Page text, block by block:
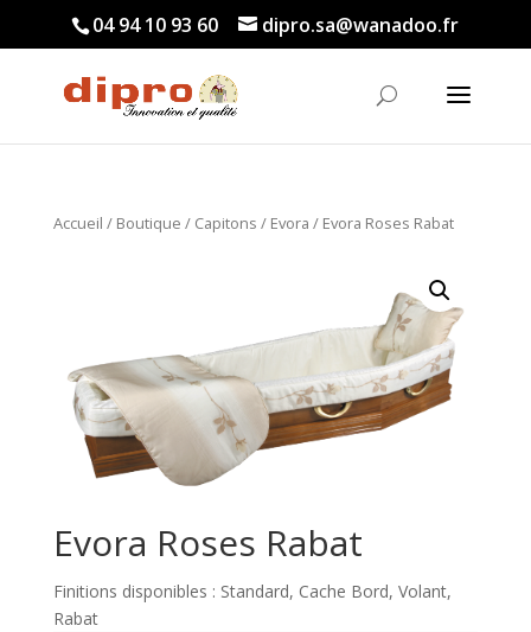
04 94 10 93 60 dipro.sa@wanadoo.fr
Accueil / Boutique / Capitons / Evora / Evora Roses Rabat
Evora Roses Rabat
Finitions disponibles : Standard, Cache Bord, Volant,
Rabat